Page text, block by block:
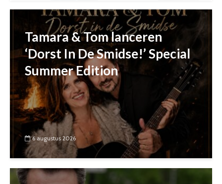
Tamara & Tom lanceren
‘Dorst In De Smidse!’ Special
Summer Edition
6 augustus 2026